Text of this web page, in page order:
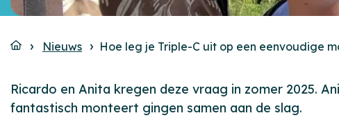
Nieuws Hoe leg je Triple-C uit op een eenvoudige
Ricardo en Anita kregen deze vraag in zomer 2025.
fantastisch monteert gingen samen aan de slag.